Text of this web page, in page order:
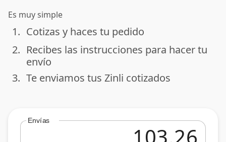
Es muy simple
done
1. Cotizas y haces tu pedido
done
2. Recibes las instrucciones para hacer tu
envío
done
3. Te enviamos tus Zinli cotizados
Envías